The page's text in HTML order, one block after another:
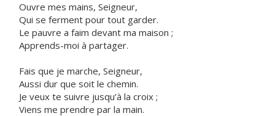
Ouvre mes mains, Seigneur,
Qui se ferment pour tout garder.
Le pauvre a faim devant ma maison ;
Apprends-moi à partager.
Fais que je marche, Seigneur,
Aussi dur que soit le chemin.
Je veux te suivre jusqu’à la croix ;
Viens me prendre par la main.